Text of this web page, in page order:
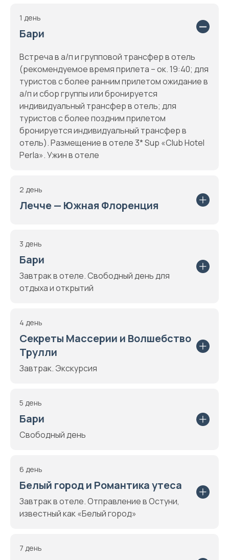
1 день
Бари
Встреча в а/п и групповой трансфер в отель
(рекомендуемое время прилета – ок. 19:40; для
туристов с более ранним прилетом ожидание в
а/п и сбор группы или бронируется
индивидуальный трансфер в отель; для
туристов с более поздним прилетом
бронируется индивидуальный трансфер в
отель). Размещение в отеле 3* Sup «Club Hotel
Perla». Ужин в отеле
2 день
Лечче — Южная Флоренция
3 день
Бари
Завтрак в отеле. Свободный день для
отдыха и открытий
4 день
Секреты Массерии и Волшебство
Трулли
Завтрак. Экскурсия
5 день
Бари
Свободный день
6 день
Белый город и Романтика утеса
Завтрак в отеле. Отправление в Остуни,
известный как «Белый город»
7 день